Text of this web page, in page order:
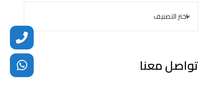
تواصل معنا